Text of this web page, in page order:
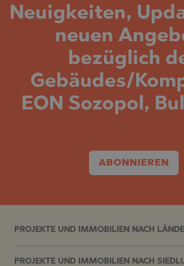
Neuigkeiten,
neuen
bezüglich
Gebäudes/
EON Sozopol,
ABONNIEREN
PROJEKTE UND IMMOBILIEN NACH
PROJEKTE UND IMMOBILIEN NACH